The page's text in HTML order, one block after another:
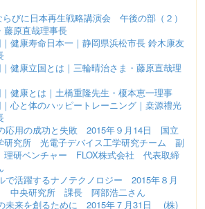
びに日本再生戦略講演会 午後の部（２）
藤原直哉理事長
健康寿命日本一｜静岡県浜松市長 鈴木康友
健康立国とは｜三輪晴治さま・藤原直哉理
健康とは｜土橋重隆先生・榎本恵一理事
心と体のハッピートレーニング｜桒源禮光
応用の成功と失敗 2015年９月14日 国立
究所 光電子デバイス工学研究チーム 副
研ベンチャー FLOX株式会社 代表取締
活躍するナノテクノロジー 2015年８月
中央研究所 課長 阿部浩二さん
未来を創るために 2015年７月31日 (株)